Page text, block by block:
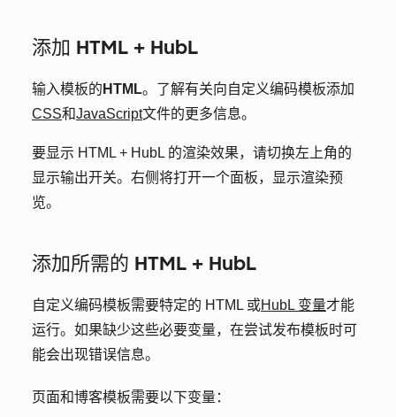
添加 HTML + HubL
输入模板的 HTML。了解有关向自定义编码模板添加
CSS和JavaScript文件的更多信息。
要显示 HTML + HubL 的渲染效果，请切换左上角的
显示输出开关。右侧将打开一个面板，显示渲染预
览。
添加所需的 HTML + HubL
自定义编码模板需要特定的 HTML 或HubL 变量才能
运行。如果缺少这些必要变量，在尝试发布模板时可
能会出现错误信息。
页面和博客模板需要以下变量：